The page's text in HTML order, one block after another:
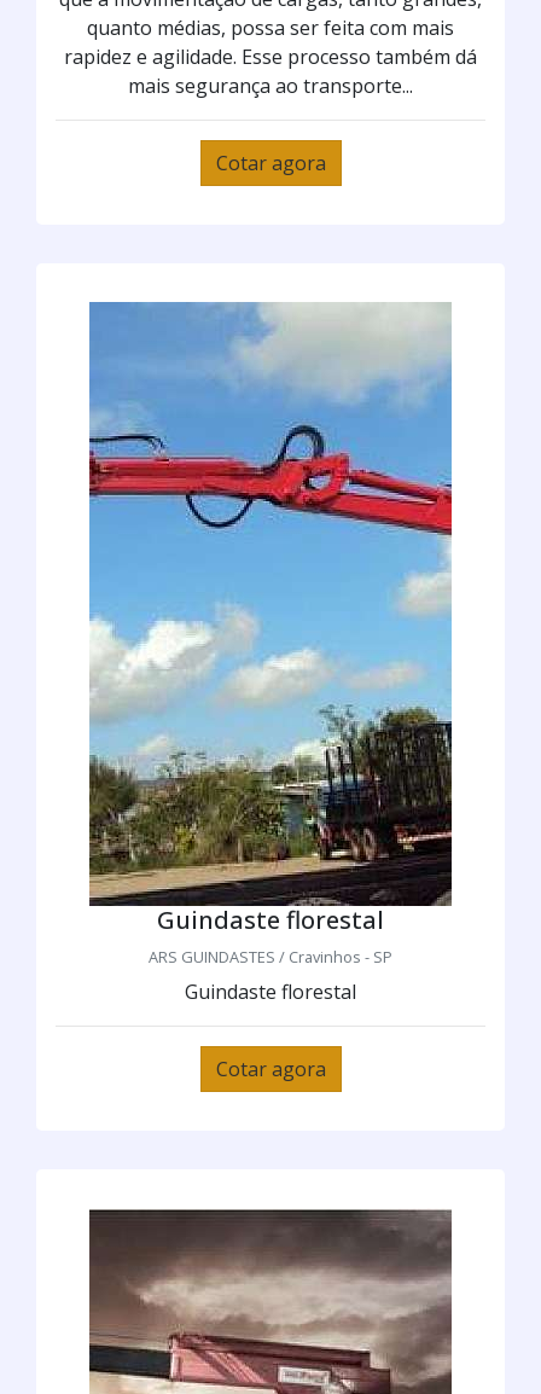
quanto médias, possa ser feita com mais
rapidez e agilidade. Esse processo também dá
mais segurança ao transporte...
Cotar agora
Guindaste florestal
ARS GUINDASTES / Cravinhos - SP
Guindaste florestal
Cotar agora